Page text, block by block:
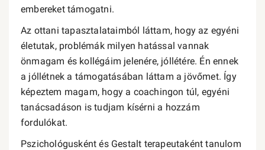
embereket támogatni.
Az ottani tapasztalataimból láttam, hogy az egyéni
életutak, problémák milyen hatással vannak
önmagam és kollégáim jelenére, jóllétére. Én ennek
a jóllétnek a támogatásában láttam a jövőmet. Így
képeztem magam, hogy a coachingon túl, egyéni
tanácsadáson is tudjam kísérni a hozzám
fordulókat.
Pszichológusként és Gestalt terapeutaként tanulom